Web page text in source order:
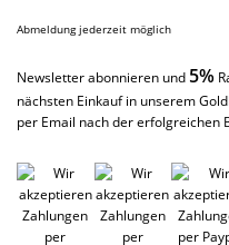
Abmeldung jederzeit möglich
Newsletter abonnieren und 5%
nächsten Einkauf in unserem
per Email nach der erfolgreichen